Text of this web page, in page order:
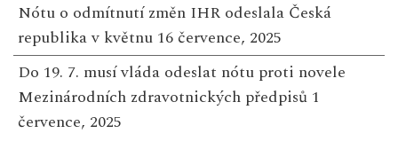
Nótu o odmítnutí změn IHR odeslala Česká
republika v květnu 16 července, 2025
Do 19. 7. musí vláda odeslat nótu proti novele
Mezinárodních zdravotnických předpisů 1
července, 2025